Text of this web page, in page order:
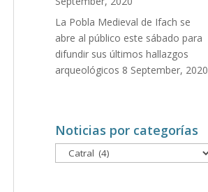
La Pobla Medieval de Ifach se
abre al público este sábado para
difundir sus últimos hallazgos
arqueológicos 8 September, 2020
Noticias por categorías
Noticias
por